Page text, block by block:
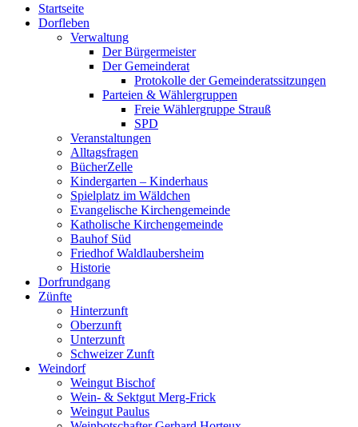
oben
scrollen
Startseite
Dorfleben
Verwaltung
Der Bürgermeister
Der Gemeinderat
Protokolle der Gemeinderatssitzungen
Parteien & Wählergruppen
Freie Wählergruppe Strauß
SPD
Veranstaltungen
Alltagsfragen
BücherZelle
Kindergarten – Kinderhaus
Spielplatz im Wäldchen
Evangelische Kirchengemeinde
Katholische Kirchengemeinde
Bauhof Süd
Friedhof Waldlaubersheim
Historie
Dorfrundgang
Zünfte
Hinterzunft
Oberzunft
Unterzunft
Schweizer Zunft
Weindorf
Weingut Bischof
Wein- & Sektgut Merg-Frick
Weingut Paulus